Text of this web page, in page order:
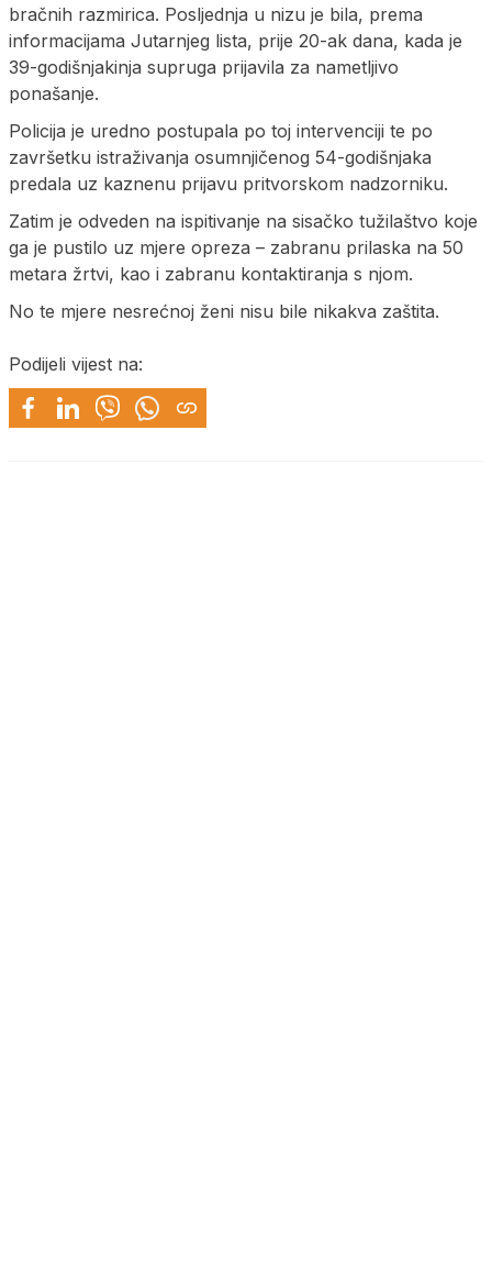
bračnih razmirica. Posljednja u nizu je bila, prema
informacijama Jutarnjeg lista, prije 20-ak dana, kada je
39-godišnjakinja supruga prijavila za nametljivo
ponašanje.
Policija je uredno postupala po toj intervenciji te po
završetku istraživanja osumnjičenog 54-godišnjaka
predala uz kaznenu prijavu pritvorskom nadzorniku.
Zatim je odveden na ispitivanje na sisačko tužilaštvo koje
ga je pustilo uz mjere opreza – zabranu prilaska na 50
metara žrtvi, kao i zabranu kontaktiranja s njom.
No te mjere nesrećnoj ženi nisu bile nikakva zaštita.
Podijeli vijest na: